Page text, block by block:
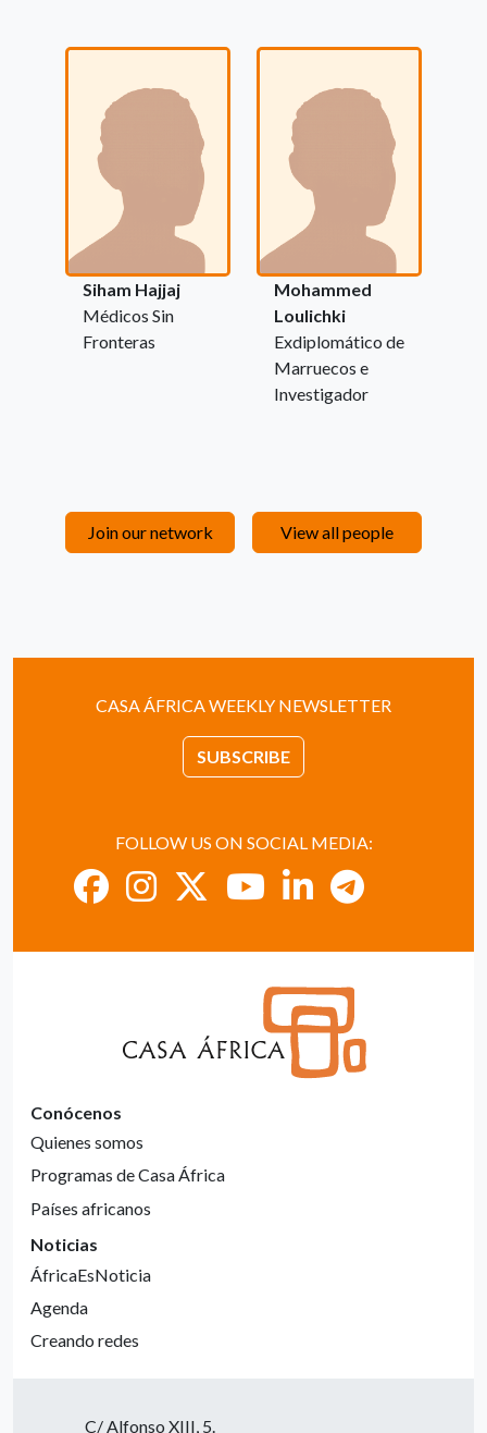
Siham Hajjaj
Médicos Sin
Fronteras
Mohammed
Loulichki
Exdiplomático de
Marruecos e
Investigador
Join our network View all people
CASA ÁFRICA WEEKLY NEWSLETTER
SUBSCRIBE
FOLLOW US ON SOCIAL MEDIA:
Conócenos
Quienes somos
Programas de Casa África
Países africanos
Noticias
ÁfricaEsNoticia
Agenda
Creando redes
C/ Alfonso XIII, 5.